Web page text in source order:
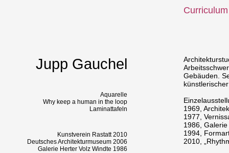
Jupp Gauchel
Aquarelle
Why keep a human in the loop
Laminattafeln
Kunstverein Rastatt 2010
Deutsches Architekturmuseum 2006
Galerie Herter Volz Windte 1986
Curriculum
Gebäuden.
1969,
1977,
1986,
1994,
2010,